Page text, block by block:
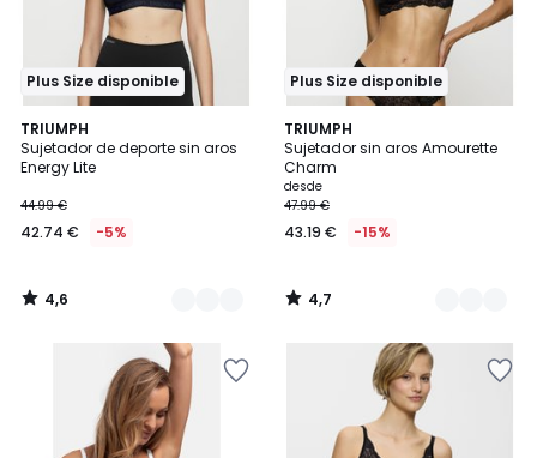
Plus Size disponible
TRIUMPH
Sujetador de deporte sin aros
Energy Lite
44.99 €
42.74 € -5%
4,6
/ 5
2
Colores
4,6
/
Plus Size disponible
TRIUMPH
Sujetador sin aros Amourette
Charm
desde
47.99 €
43.19 € -15%
4,7
/ 5
2
Colores
4,7
/